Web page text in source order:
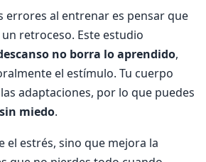
errores al entrenar es pensar que
retroceso. Este estudio
no borra lo aprendido,
el estímulo. Tu cuerpo
adaptaciones, por lo que puedes
miedo.
el estrés, sino que mejora la